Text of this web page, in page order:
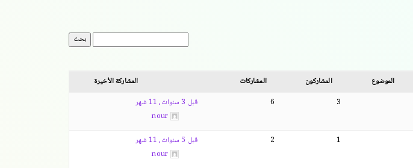
الموضوع المشاركون المشاركات
المشاركة الأخيرة
3
6 قبل 3 سنوات، 11 شهر
nour
1
2 قبل 5 سنوات، 11 شهر
nour